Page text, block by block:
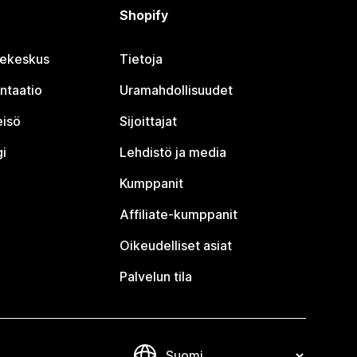
Shopify
Tietoja
Uramahdollisuudet
Sijoittajat
Lehdistö ja media
Kumppanit
Affiliate-kumppanit
Oikeudelliset asiat
Palvelun tila